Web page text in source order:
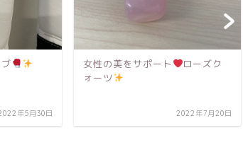
ローズク
2022年7月20日